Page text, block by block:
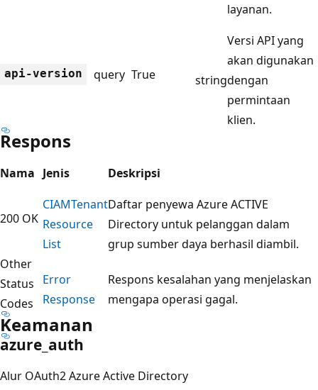
layanan.
api-version query True string
Versi API yang
akan digunakan
dengan
permintaan
klien.
Respons
Nama Jenis Deskripsi
200 OK
CIAMTenant
Resource
List
Daftar penyewa Azure ACTIVE
Directory untuk pelanggan dalam
grup sumber daya berhasil diambil.
Other
Status
Codes
Error
Response
Respons kesalahan yang menjelaskan
mengapa operasi gagal.
Keamanan
azure_auth
Alur OAuth2 Azure Active Directory